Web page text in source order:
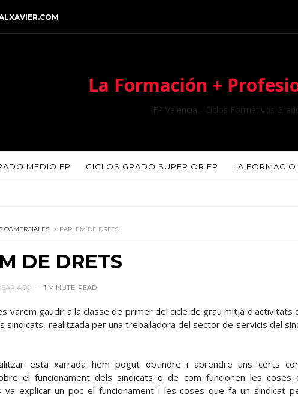
La Formación +
FP Valencia - Ciclos Formativos
MEDIO FP CICLOS GRADO SUPERIOR FP LA
COMERCIALES PARLEM DE DRETS
DE DRETS
AGO 1 MINUTE READ
varem gaudir a la classe de primer del cicle de grau mitjà d'activitats
sindicats, realitzada per una treballadora del sector de servicis del
esta xarrada hem pogut obtindre i aprendre uns certs
el funcionament dels sindicats o de com funcionen les coses
va explicar un poc el funcionament i les coses que fa un sindicat